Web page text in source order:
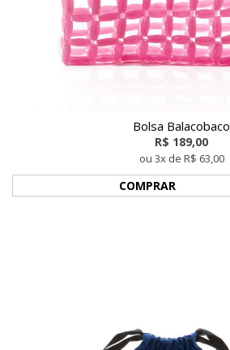
Bolsa Balacobaco
R$ 189,00
ou 3x de R$ 63,00
COMPRAR